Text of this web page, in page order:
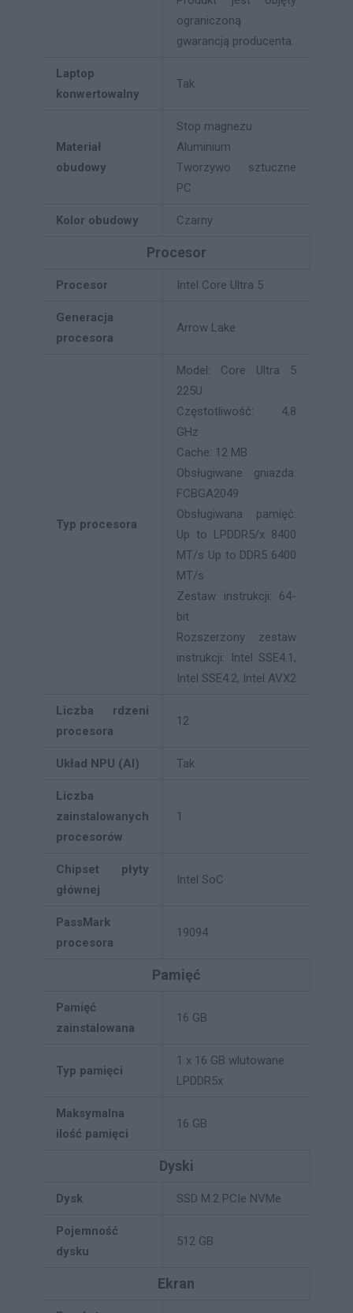
ograniczoną
gwarancją producenta.
Laptop
konwertowalny
Tak
Materiał
obudowy
Stop magnezu
Aluminium
Tworzywo sztuczne
PC
Kolor obudowy Czarny
Procesor
Procesor Intel Core Ultra 5
Generacja
procesora
Arrow Lake
Typ procesora
Model: Core Ultra 5
225U
Częstotliwość: 4,8
GHz
Cache: 12 MB
Obsługiwane gniazda:
FCBGA2049
Obsługiwana pamięć:
Up to LPDDR5/x 8400
MT/s Up to DDR5 6400
MT/s
Zestaw instrukcji: 64-
bit
Rozszerzony zestaw
instrukcji: Intel SSE4.1,
Intel SSE4.2, Intel AVX2
Liczba rdzeni
procesora
12
Układ NPU (AI) Tak
Liczba
zainstalowanych
procesorów
1
Chipset płyty
głównej
Intel SoC
PassMark
procesora
19094
Pamięć
Pamięć
zainstalowana
16 GB
Typ pamięci
1 x 16 GB wlutowane
LPDDR5x
Maksymalna
ilość pamięci
16 GB
Dyski
Dysk SSD M.2 PCIe NVMe
Pojemność
dysku
512 GB
Ekran